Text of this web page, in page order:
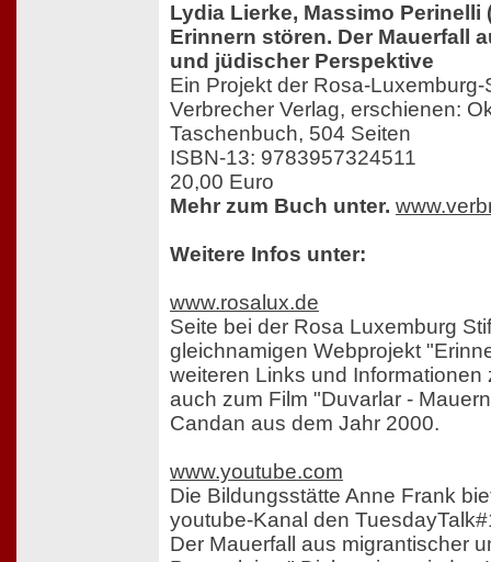
Lydia Lierke, Massimo Perinelli
Erinnern stören. Der Mauerfall
und jüdischer Perspektive
Ein Projekt der Rosa-Luxemburg-
Verbrecher Verlag, erschienen:
Taschenbuch, 504 Seiten
ISBN-13: 9783957324511
20,00 Euro
Mehr zum Buch unter.
Weitere Infos unter:
www.rosalux.de
Seite bei der Rosa Luxemburg
gleichnamigen Webprojekt
weiteren Links und Informationen
auch zum Film "Duvarlar -
Candan aus dem Jahr 2000.
www.youtube.com
Die Bildungsstätte Anne Frank
youtube-Kanal den
Der Mauerfall aus migrantischer